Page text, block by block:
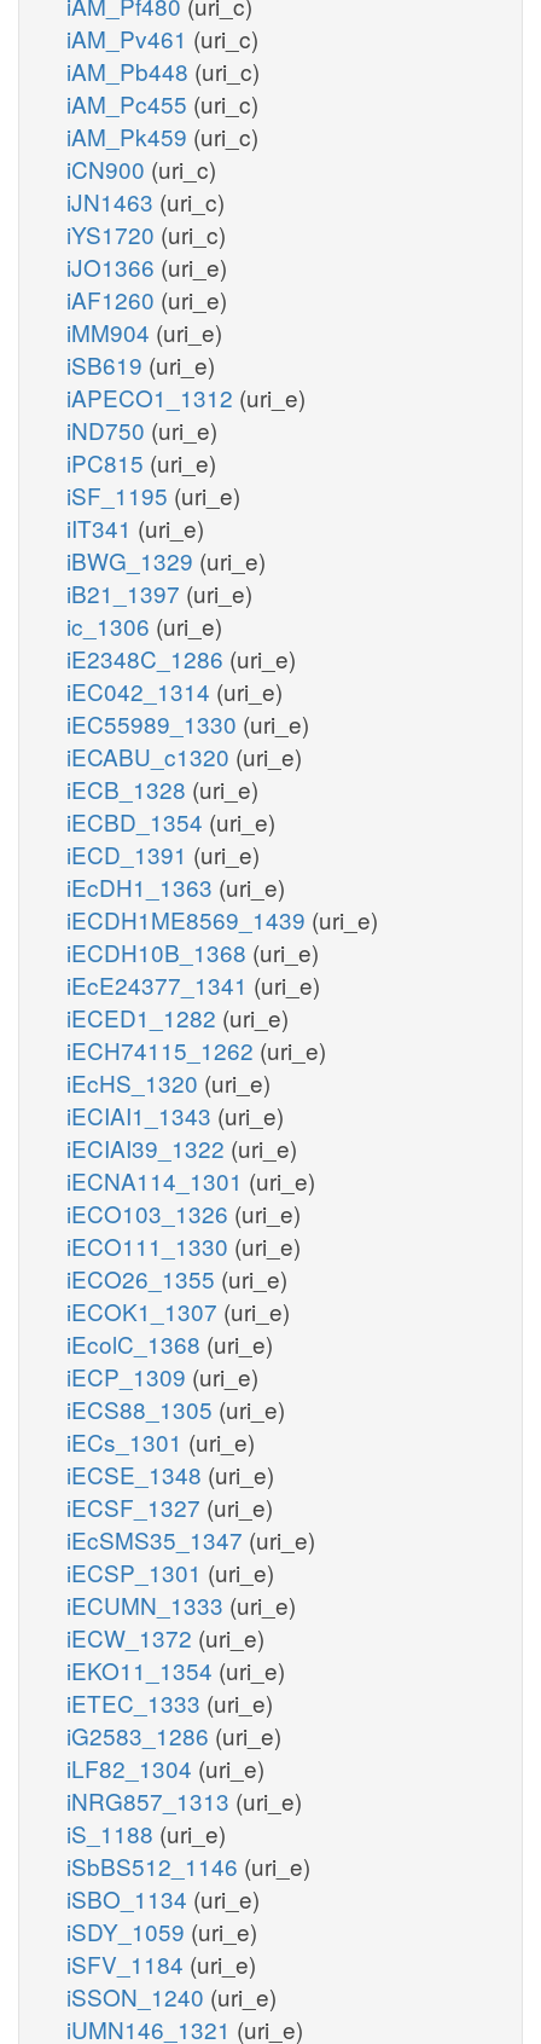
iAM_Pv461 (uri_c)
iAM_Pb448 (uri_c)
iAM_Pc455 (uri_c)
iAM_Pk459 (uri_c)
iCN900 (uri_c)
iJN1463 (uri_c)
iYS1720 (uri_c)
iJO1366 (uri_e)
iAF1260 (uri_e)
iMM904 (uri_e)
iSB619 (uri_e)
iAPECO1_1312 (uri_e)
iND750 (uri_e)
iPC815 (uri_e)
iSF_1195 (uri_e)
iIT341 (uri_e)
iBWG_1329 (uri_e)
iB21_1397 (uri_e)
ic_1306 (uri_e)
iE2348C_1286 (uri_e)
iEC042_1314 (uri_e)
iEC55989_1330 (uri_e)
iECABU_c1320 (uri_e)
iECB_1328 (uri_e)
iECBD_1354 (uri_e)
iECD_1391 (uri_e)
iEcDH1_1363 (uri_e)
iECDH1ME8569_1439 (uri_e)
iECDH10B_1368 (uri_e)
iEcE24377_1341 (uri_e)
iECED1_1282 (uri_e)
iECH74115_1262 (uri_e)
iEcHS_1320 (uri_e)
iECIAI1_1343 (uri_e)
iECIAI39_1322 (uri_e)
iECNA114_1301 (uri_e)
iECO103_1326 (uri_e)
iECO111_1330 (uri_e)
iECO26_1355 (uri_e)
iECOK1_1307 (uri_e)
iEcolC_1368 (uri_e)
iECP_1309 (uri_e)
iECS88_1305 (uri_e)
iECs_1301 (uri_e)
iECSE_1348 (uri_e)
iECSF_1327 (uri_e)
iEcSMS35_1347 (uri_e)
iECSP_1301 (uri_e)
iECUMN_1333 (uri_e)
iECW_1372 (uri_e)
iEKO11_1354 (uri_e)
iETEC_1333 (uri_e)
iG2583_1286 (uri_e)
iLF82_1304 (uri_e)
iNRG857_1313 (uri_e)
iS_1188 (uri_e)
iSbBS512_1146 (uri_e)
iSBO_1134 (uri_e)
iSDY_1059 (uri_e)
iSFV_1184 (uri_e)
iSSON_1240 (uri_e)
iUMN146_1321 (uri_e)